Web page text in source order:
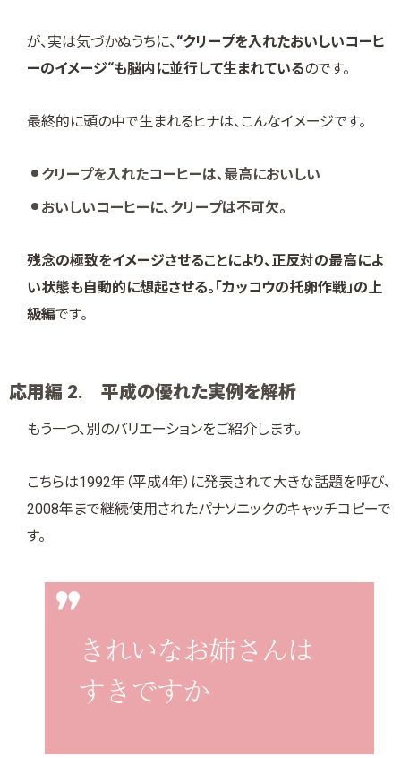
が、実は気づかぬうちに、“クリープを入れたおいしいコーヒ
ーのイメージ“も脳内に並行して生まれているのです。
最終的に頭の中で生まれるヒナは、こんなイメージです。
クリープを入れたコーヒーは、最高においしい
おいしいコーヒーに、クリープは不可欠。
残念の極致をイメージさせることにより、正反対の最高によ
い状態も自動的に想起させる。「カッコウの托卵作戦」の上
級編です。
応用編 2. 平成の優れた実例を解析
もう一つ、別のバリエーションをご紹介します。
こちらは1992年（平成4年）に発表されて大きな話題を呼び、
2008年まで継続使用されたパナソニックのキャッチコピーで
す。